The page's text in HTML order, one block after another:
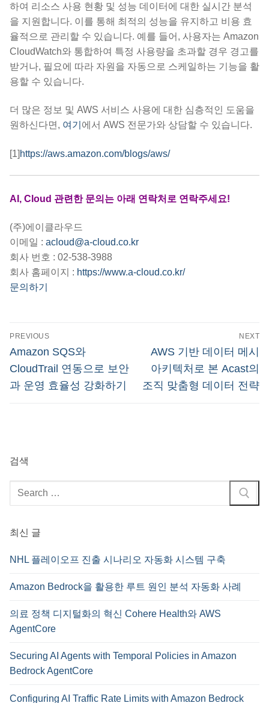
하여 리소스 사용 현황 및 성능 데이터에 대한 실시간 분석
을 지원합니다. 이를 통해 최적의 성능을 유지하고 비용 효
율적으로 관리할 수 있습니다. 예를 들어, 사용자는 Amazon
CloudWatch와 통합하여 특정 사용량을 초과할 경우 경고를
받거나, 필요에 따라 자원을 자동으로 스케일하는 기능을 활
용할 수 있습니다.
더 많은 정보 및 AWS 서비스 사용에 대한 심층적인 도움을
원하신다면, 여기 에서 AWS 전문가와 상담할 수 있습니다.
[1] https://aws.amazon.com/blogs/aws/
AI, Cloud 관련한 문의는 아래 연락처로 연락주세요!
(주)에이클라우드
이메일 : acloud@a-cloud.co.kr
회사 번호 : 02-538-3988
회사 홈페이지 : https://www.a-cloud.co.kr/
문의하기
글
탐
색
PREVIOUS
Previous
post:
Amazon SQS와
CloudTrail 연동으로 보안
과 운영 효율성 강화하기
NEXT
Next
post:
AWS 기반 데이터 메시
아키텍처로 본 Acast의
조직 맞춤형 데이터 전략
검색
검
최신 글
NHL 플레이오프 진출 시나리오 자동화 시스템 구축
Amazon Bedrock을 활용한 루트 원인 분석 자동화 사례
의료 정책 디지털화의 혁신 Cohere Health와 AWS
AgentCore
Securing AI Agents with Temporal Policies in Amazon
Bedrock AgentCore
Configuring AI Traffic Rate Limits with Amazon Bedrock